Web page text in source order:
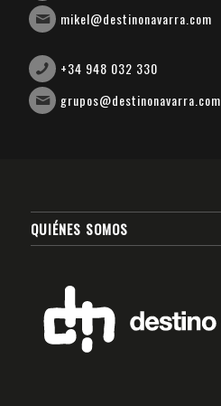
mikel@destinonavarra.com
+34 948 032 330
grupos@destinonavarra.com
QUIÉNES SOMOS